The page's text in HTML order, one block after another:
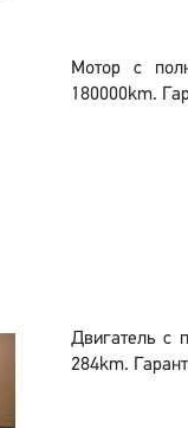
Мотор с
180000km.
Двигатель с
284km.